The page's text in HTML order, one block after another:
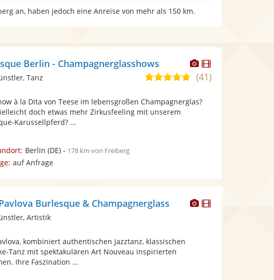
an, haben jedoch eine Anreise von mehr als 150 km.
Dieser
Künstler
stellt
bereit.
Dieser
Künstler
Berlin - Champagnerglasshows
5,0
5
(41)
Tanz
à la Dita von Teese im lebensgroßen Champagnerglas?
doch etwas mehr Zirkusfeeling mit unserem
Karussellpferd? ...
Berlin (DE)- 178 km von Freiberg
auf Anfrage
DieserDieser
Burlesque & Champagnerglass
Artistik
kombiniert authentischen Jazztanz, klassischen
Tanz mit spektakulären Art Nouveau inspirierten
Ihre Faszination ...